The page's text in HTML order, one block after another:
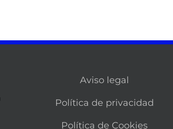
Aviso legal
Política de privacidad
Política de Cookies